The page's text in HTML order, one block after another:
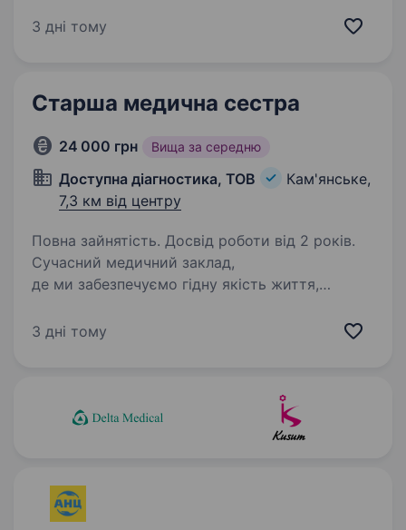
ринку — «Аптека АНЦ» і ми шукаємо саме
3 дні тому
Старша медична сестра
24 000 грн Вища за середню
Доступна діагностика, ТОВ
Кам'янське,
7,3 км від центру
Повна зайнятість. Досвід роботи від 2 років.
Сучасний медичний заклад,
де ми забезпечуємо гідну якість життя,
пацієнтам із важкими й невиліковними
3 дні тому